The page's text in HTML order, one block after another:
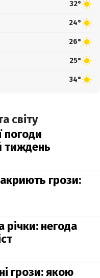
32°
24°
26°
25°
34°
світу
погоди
тиждень
грози:
річки: негода
грози: якою